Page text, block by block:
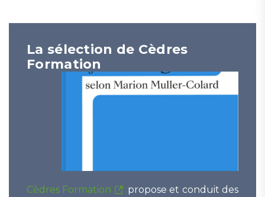
La sélection de Cèdres
Formation
Cèdres Formation
propose et conduit des